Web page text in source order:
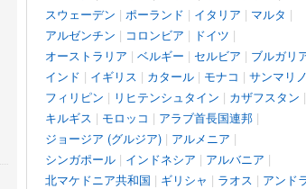
スウェーデン | ポーランド | イタリア | マルタ |
アルゼンチン | コロンビア | ドイツ |
オーストラリア | ベルギー | セルビア | ブルガリ
インド | イギリス | カタール | モナコ | サンマリノ
フィリピン | リヒテンシュタイン | カザフスタン |
キルギス | モロッコ | アラブ首長国連邦 |
ジョージア (グルジア) | アルメニア |
シンガポール | インドネシア | アルバニア |
北マケドニア共和国 | ギリシャ | ラオス | アンド